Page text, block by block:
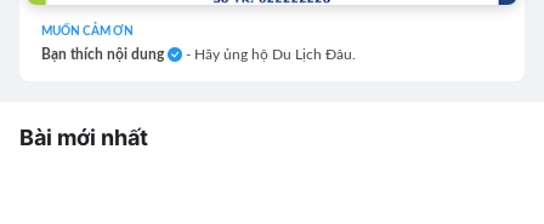
MUỐN CẢM ƠN
Bạn thích nội dung - Hãy ủng hộ Du Lịch Đâu.
Bài mới nhất